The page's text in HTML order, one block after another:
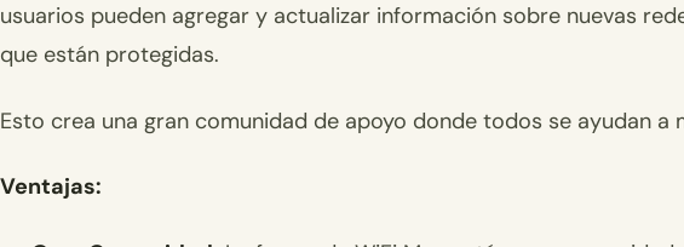
usuarios pueden agregar y actualizar información sobre nuevas
que están protegidas.
Esto crea una gran comunidad de apoyo donde todos se ayudan a
Ventajas: